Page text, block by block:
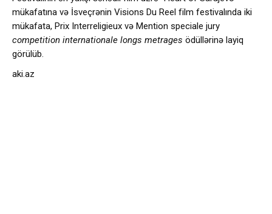
mükafatına və İsveçrənin Visions Du Reel film festivalında iki
mükafata, Prix Interreligieux və Mention speciale jury
competition internationale longs metrages ödüllərinə layiq
görülüb.
aki.az